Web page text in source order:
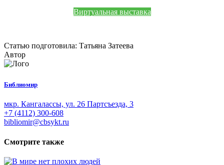
Виртуальная выставка
Статью подготовила: Татьяна Затеева
Автор
Библиомир
мкр. Кангалассы, ул. 26 Партсъезда, 3
+7 (4112) 300-608
bibliomir@cbsykt.ru
Смотрите также